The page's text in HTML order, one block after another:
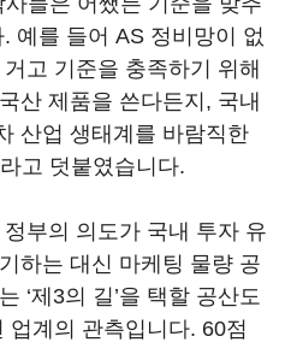
예를 들어 AS 정비망이 없
고 기준을 충족하기 위해
산 제품을 쓴다든지, 국내
산업 생태계를 바람직한
고 덧붙였습니다.
부의 의도가 국내 투자 유
하는 대신 마케팅 물량 공
‘제3의 길’을 택할 공산도
업계의 관측입니다. 60점